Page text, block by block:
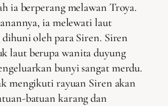
ia berperang melawan Troya.
ia melewati laut
oleh para Siren. Siren
laut berupa wanita duyung
bunyi sangat merdu.
mengikuti rayuan Siren akan
batuan karang dan